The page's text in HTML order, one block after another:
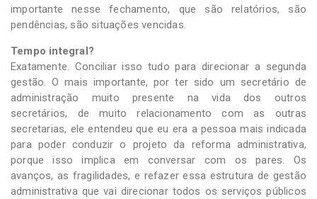
importante nesse fechamento, que são relatórios, são
pendências, são situações vencidas.
Tempo integral?
Exatamente. Conciliar isso tudo para direcionar a segunda
gestão. O mais importante, por ter sido um secretário de
administração muito presente na vida dos outros
secretários, de muito relacionamento com as outras
secretarias, ele entendeu que eu era a pessoa mais indicada
para poder conduzir o projeto da reforma administrativa,
porque isso implica em conversar com os pares. Os
avanços, as fragilidades, e refazer essa estrutura de gestão
administrativa que vai direcionar todos os serviços públicos